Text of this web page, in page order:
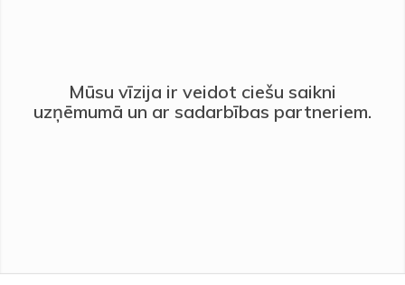
Mūsu vīzija ir veidot ciešu saikni
uzņēmumā un ar sadarbības partneriem.